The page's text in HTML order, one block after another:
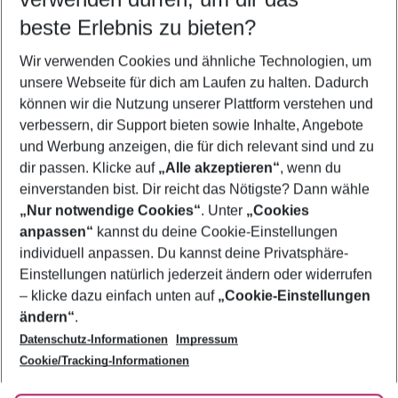
5-8 Nächte
2 Erwachsene Keine Kinder
Mehr Filter anzeigen
Footer
Footer navigation
Über uns
AGB
Bestpreisgarantie
Cookie-Einstellungen ändern
Cookie-Richtlinie
Agenturbetreuung
Barrierefreies Reisen
Folge uns
beste Erlebnis zu bieten?
Wir verwenden Cookies und ähnliche Technologien, um
unsere Webseite für dich am Laufen zu halten. Dadurch
können wir die Nutzung unserer Plattform verstehen und
verbessern, dir Support bieten sowie Inhalte, Angebote
und Werbung anzeigen, die für dich relevant sind und zu
dir passen. Klicke auf „Alle akzeptieren“, wenn du
einverstanden bist. Dir reicht das Nötigste? Dann wähle
„Nur notwendige Cookies“. Unter „Cookies
anpassen“ kannst du deine Cookie-Einstellungen
individuell anpassen. Du kannst deine Privatsphäre-
Einstellungen natürlich jederzeit ändern oder widerrufen
– klicke dazu einfach unten auf „Cookie-Einstellungen
ändern“.
Datenschutz-Informationen
Impressum
Cookie/Tracking-Informationen